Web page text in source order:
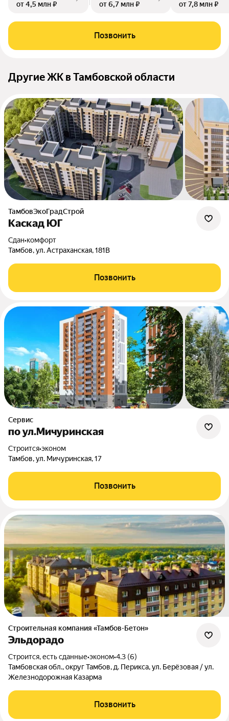
от 4,5 млн ₽ от 6,7 млн ₽ от 7,8 млн ₽
Позвонить
Другие ЖК в Тамбовской области
ТамбовЭкоГрадСтрой
Каскад ЮГ
Сдан•комфорт
Тамбов, ул. Астраханская, 181В
Позвонить
Сервис
по ул.Мичуринская
Строится•эконом
Тамбов, ул. Мичуринская, 17
Позвонить
Строительная компания «Тамбов-Бетон»
Эльдорадо
Строится, есть сданные•эконом•4.3 (6)
Тамбовская обл., округ Тамбов, д. Перикса, ул. Берёзовая / ул.
Железнодорожная Казарма
Позвонить